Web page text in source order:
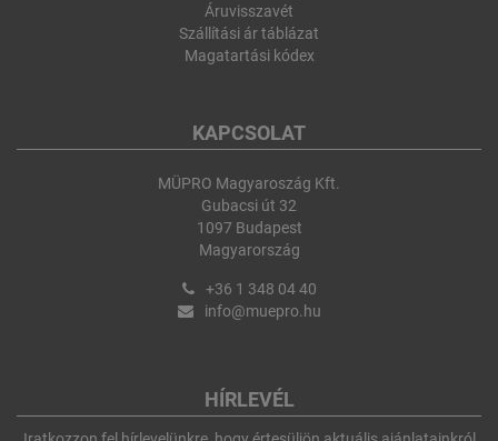
Áruvisszavét
Szállítási ár táblázat
Magatartási kódex
KAPCSOLAT
MÜPRO Magyaroszág Kft.
Gubacsi út 32
1097 Budapest
Magyarország
+36 1 348 04 40
info@muepro.hu
HÍRLEVÉL